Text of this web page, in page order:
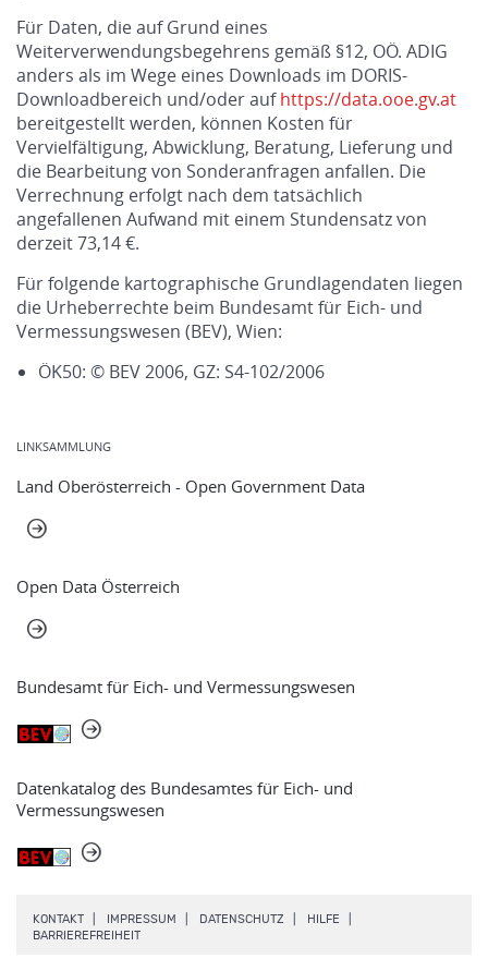
Für Daten, die auf Grund eines
Weiterverwendungsbegehrens gemäß §12, OÖ. ADIG
anders als im Wege eines Downloads im DORIS-
Downloadbereich und/oder aufhttps://data.ooe.gv.at
bereitgestellt werden, können Kosten für
Vervielfältigung, Abwicklung, Beratung, Lieferung und
die Bearbeitung von Sonderanfragen anfallen. Die
Verrechnung erfolgt nach dem tatsächlich
angefallenen Aufwand mit einem Stundensatz von
derzeit 73,14 €.
Für folgende kartographische Grundlagendaten liegen
die Urheberrechte beim Bundesamt für Eich- und
Vermessungswesen (BEV), Wien:
ÖK50: © BEV 2006, GZ: S4-102/2006
LINKSAMMLUNG
Land Oberösterreich - Open Government Data
Open Data Österreich
Bundesamt für Eich- und Vermessungswesen
Datenkatalog des Bundesamtes für Eich- und
Vermessungswesen
KONTAKT IMPRESSUM DATENSCHUTZ HILFE
BARRIEREFREIHEIT.